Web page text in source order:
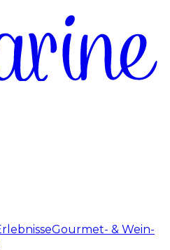
Gourmet- & Wein-